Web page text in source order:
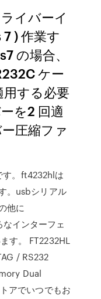
イバーイ
) 作業す
の場合、
ケー
する必要
を2 回適
圧縮ファ
。ft4232hlは
。usbシリアル
他に
インターフェ
す。 FT2232HL
/ RS232
Dual
アでいつでもお